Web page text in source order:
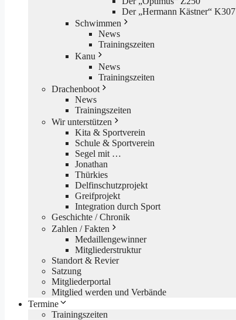
Der „Hermann Kästner“ K307
Schwimmen
News
Trainingszeiten
Kanu
News
Trainingszeiten
Drachenboot
News
Trainingszeiten
Wir unterstützen
Kita & Sportverein
Schule & Sportverein
Segel mit …
Jonathan
Thürkies
Delfinschutzprojekt
Greifprojekt
Integration durch Sport
Geschichte / Chronik
Zahlen / Fakten
Medaillengewinner
Mitgliederstruktur
Standort & Revier
Satzung
Mitgliederportal
Mitglied werden und Verbände
Termine
Trainingszeiten